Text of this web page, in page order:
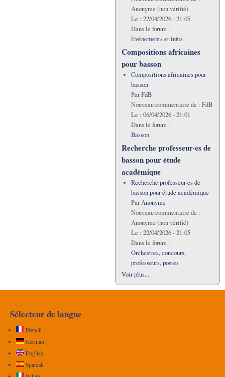
Anonyme (non vérifié)
Le : 22/04/2026 - 21:05
Dans le forum :
Evénements et infos
Compositions africaines
pour basson
Compositions africaines pour
basson
ParFdB
Nouveau commentaire de : FdB
Le : 06/04/2026 - 21:01
Dans le forum :
Basson
Recherche professeur·es de
basson pour étude
académique
Recherche professeur·es de
basson pour étude académique
ParAnonyme
Nouveau commentaire de :
Anonyme (non vérifié)
Le : 22/04/2026 - 21:05
Dans le forum :
Orchestres, concours,
professeurs, postes
Voir plus...
Sélecteur de langue
French
German
English
Spanish